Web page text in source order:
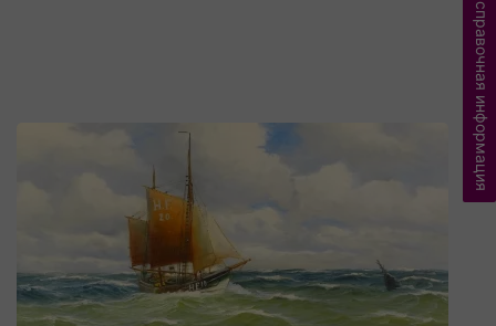
справочная информация